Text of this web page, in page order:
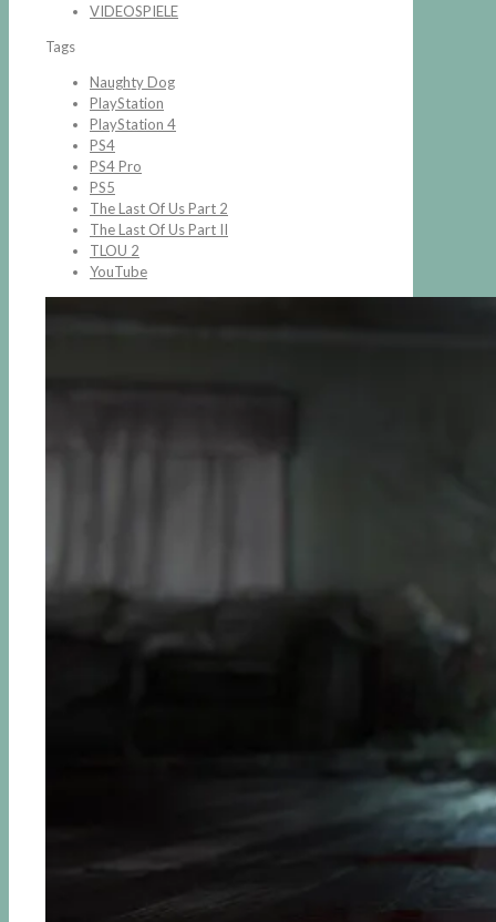
VIDEOSPIELE
Tags
Naughty Dog
PlayStation
PlayStation 4
PS4
PS4 Pro
PS5
The Last Of Us Part 2
The Last Of Us Part II
TLOU 2
YouTube